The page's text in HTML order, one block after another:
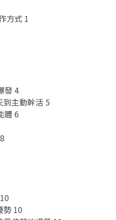
方式 1
發 4
主動幹活 5
體 6
10